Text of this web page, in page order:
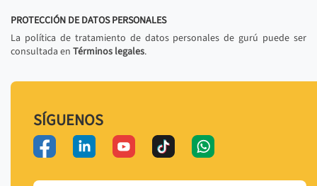
PROTECCIÓN DE DATOS PERSONALES
La política de tratamiento de datos personales de gurú puede ser
consultada en Términos legales.
SÍGUENOS